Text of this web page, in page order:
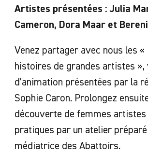
Artistes présentées : Julia
Cameron, Dora Maar et
Venez partager avec nous les «
histoires de grandes artistes »,
d’animation présentées par la
Sophie Caron. Prolongez
découverte de femmes
pratiques par un atelier
médiatrice des Abattoirs.